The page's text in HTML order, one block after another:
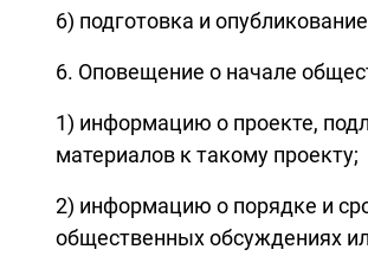
6) подготовка и
6. Оповещение о начале
1) информацию о проекте,
материалов к такому проекту;
2) информацию о порядке и
общественных обсуждениях